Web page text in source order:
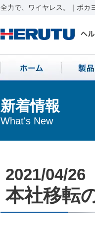
全力で、ワイヤレス。｜ポカ
新着情報
What's New
2021/04/26
本社移転